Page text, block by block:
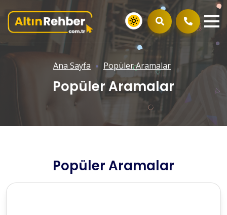
Ana Sayfa Popüler Aramalar
Popüler Aramalar
Popüler Aramalar